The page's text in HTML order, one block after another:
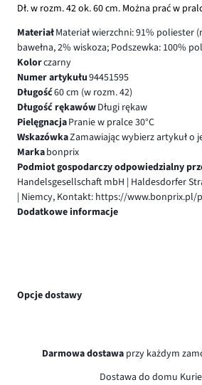
Dł. w rozm. 42 ok. 60 cm. Można prać w
MateriałMateriał wierzchni: 91% poliester
bawełna, 2% wiskoza; Podszewka: 100%
Kolorczarny
Numer artykułu94451595
Długość60 cm (w rozm. 42)
Długość rękawówDługi rękaw
PielęgnacjaPranie w pralce 30°C
WskazówkaZamawiając wybierz artykuł o
Markabonprix
Podmiot gospodarczy odpowiedzialny
Handelsgesellschaft mbH | Haldesdorfer
| Niemcy, Kontakt: https://
Dodatkowe informacje
Opcje dostawy
Darmowa dostawa przy każdym
Dostawa do domu